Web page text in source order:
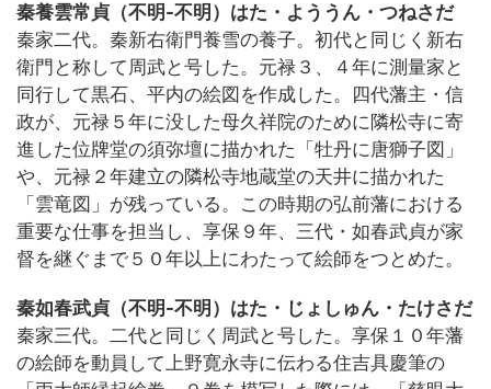
秦養雲常貞（不明-不明）はた・よううん・つねさだ
秦家二代。秦新右衛門養雪の養子。初代と同じく新右
衛門と称して周武と号した。元禄３、４年に測量家と
同行して黒石、平内の絵図を作成した。四代藩主・信
政が、元禄５年に没した母久祥院のために隣松寺に寄
進した位牌堂の須弥壇に描かれた「牡丹に唐獅子図」
や、元禄２年建立の隣松寺地蔵堂の天井に描かれた
「雲竜図」が残っている。この時期の弘前藩における
重要な仕事を担当し、享保９年、三代・如春武貞が家
督を継ぐまで５０年以上にわたって絵師をつとめた。
秦如春武貞（不明-不明）はた・じょしゅん・たけさだ
秦家三代。二代と同じく周武と号した。享保１０年藩
の絵師を動員して上野寛永寺に伝わる住吉具慶筆の